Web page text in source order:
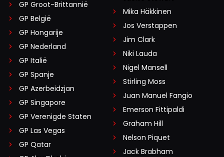
GP Groot-Brittannië
GP België
GP Hongarije
GP Nederland
GP Italië
GP Spanje
GP Azerbeidzjan
GP Singapore
GP Verenigde Staten
GP Las Vegas
GP Qatar
Mika Häkkinen
Jos Verstappen
Jim Clark
Niki Lauda
Nigel Mansell
Stirling Moss
Juan Manuel Fangio
Emerson Fittipaldi
Graham Hill
Nelson Piquet
Jack Brabham